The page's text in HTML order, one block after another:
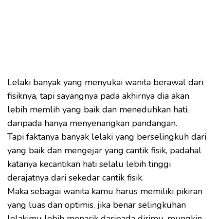
Lelaki banyak yang menyukai wanita berawal dari
fisiknya, tapi sayangnya pada akhirnya dia akan
lebih memlih yang baik dan meneduhkan hati,
daripada hanya menyenangkan pandangan.
Tapi faktanya banyak lelaki yang berselingkuh dari
yang baik dan mengejar yang cantik fisik, padahal
katanya kecantikan hati selalu lebih tinggi
derajatnya dari sekedar cantik fisik.
Maka sebagai wanita kamu harus memiliki pikiran
yang luas dan optimis, jika benar selingkuhan